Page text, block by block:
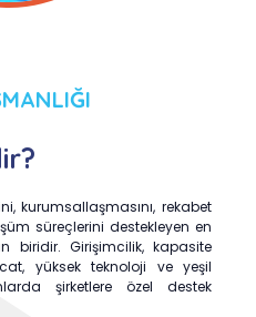
kurumsallaşmasını, rekabet
süreçlerini destekleyen en
biridir. Girişimcilik, kapasite
yüksek teknoloji ve yeşil
şirketlere özel destek